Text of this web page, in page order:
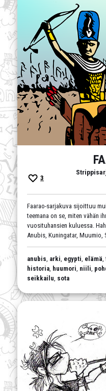
3
Faarao-sarjakuva sijoittuu
teemana on se, miten vähän
vuosituhansien kuluessa.
Anubis, Kuningatar, Muumio,
anubis, arki, egypti, elämä,
historia, huumori, niili,
seikkailu, sota